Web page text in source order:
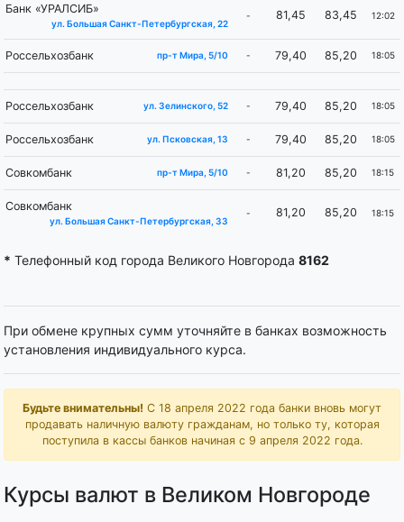
Банк «УРАЛСИБ»
ул. Большая Санкт-Петербургская, 22
- 81,45 83,45 12:02
Россельхозбанк пр-т Мира, 5/10 - 79,40 85,20 18:05
Россельхозбанк ул. Зелинского, 52 - 79,40 85,20 18:05
Россельхозбанк ул. Псковская, 13 - 79,40 85,20 18:05
Совкомбанк пр-т Мира, 5/10 - 81,20 85,20 18:15
Совкомбанк
ул. Большая Санкт-Петербургская, 33
- 81,20 85,20 18:15
* Телефонный код города Великого Новгорода 8162
При обмене крупных сумм уточняйте в банках возможность
установления индивидуального курса.
Будьте внимательны! С 18 апреля 2022 года банки вновь могут
продавать наличную валюту гражданам, но только ту, которая
поступила в кассы банков начиная с 9 апреля 2022 года.
Курсы валют в Великом Новгороде